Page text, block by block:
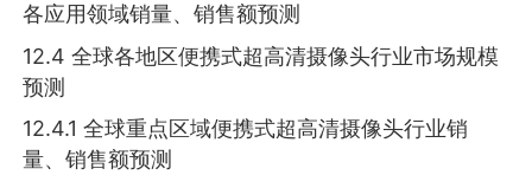
各应用领域销量、销售额预测
12.4 全球各地区便携式超高清摄像头行业市场规模
预测
12.4.1 全球重点区域便携式超高清摄像头行业销
量、销售额预测